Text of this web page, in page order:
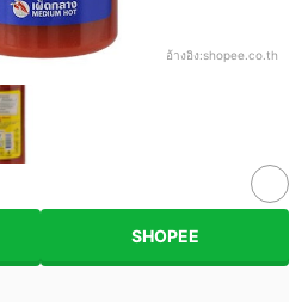
อ้างอิง:shopee.co.th
SHOPEE